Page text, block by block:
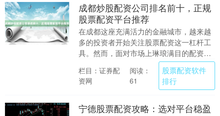
成都炒股配资公司排名前十，正规
股票配资平台推荐
在成都这座充满活力的金融城市，越来越
多的投资者开始关注股票配资这一杠杆工
具。然而，面对市场上琳琅满目的配资公
司，如何选择一家正规、可靠、服务优质
的平台，成为投资....
栏目：证券配
资网
阅读：
61
股票配资软件
排行
宁德股票配资攻略：选对平台稳盈